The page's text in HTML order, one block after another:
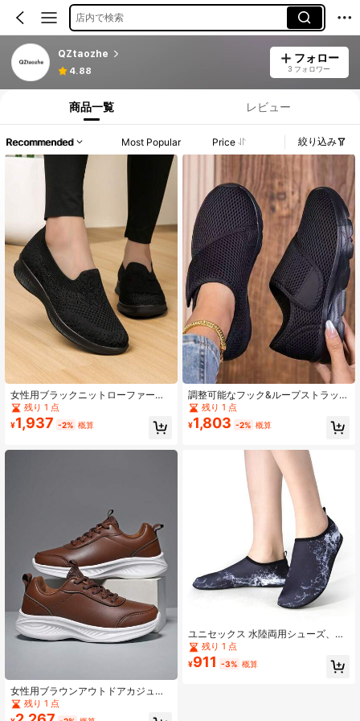
店内で検索
QZtaozhe
4.88
フォロー
3 フォロワー
商品一覧 レビュー
Recommended Most Popular Price 絞り込み
女性用ブラックニットローファー、
ソフトソール 軽量 快適なスリッポン
フラットシューズ、カジュアルな日
常着用や屋外歩行に適した靴、母親
残り 1 点
¥1,937 -2% 概算
女性用ブラウンアウトドアカジュア
ルシューズ、PUレザー 防水 レース
アップ ローカット ソフトボトム 軽
残り 1 点
調整可能なフック&ループストラップ
オーソペディックウォーキングシュ
ーズ、幅広い足、高い甲、むくみ足
に適しています。高齢者、中年女性
残り 1 点
¥1,803 -2% 概算
ユニセックス 水陸両用シューズ、ラ
バーソール、ソフトボトム、滑り止
め、エラスティックメッシュ、速乾
性、アウトドア ビーチ、水泳、サー
残り 1 点
¥911 -3% 概算